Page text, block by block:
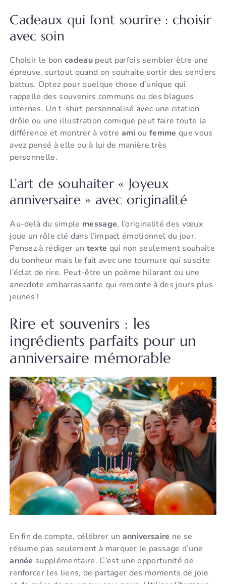
Cadeaux qui font sourire : choisir
avec soin
Choisir le bon cadeaupeut parfois sembler être une
épreuve, surtout quand on souhaite sortir des sentiers
battus. Optez pour quelque chose d’unique qui
rappelle des souvenirs communs ou des blagues
internes. Un t-shirt personnalisé avec une citation
drôle ou une illustration comique peut faire toute la
différence et montrer à votre ami oufemme que vous
avez pensé à elle ou à lui de manière très
personnelle.
L’art de souhaiter « Joyeux
anniversaire » avec originalité
Au-delà du simple message, l’originalité des vœux
joue un rôle clé dans l’impact émotionnel du jour.
Pensez à rédiger un texte qui non seulement souhaite
du bonheur mais le fait avec une tournure qui suscite
l’éclat de rire. Peut-être un poème hilarant ou une
anecdote embarrassante qui remonte à des jours plus
jeunes !
Rire et souvenirs : les
ingrédients parfaits pour un
anniversaire mémorable
En fin de compte, célébrer un anniversaire ne se
résume pas seulement à marquer le passage d’une
année supplémentaire. C’est une opportunité de
renforcer les liens, de partager des moments de joie